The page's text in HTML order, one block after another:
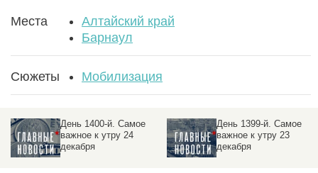
Места
Алтайский край
Барнаул
Сюжеты Мобилизация
День 1400-й. Самое
важное к утру 24
декабря
День 1399-й. Самое
важное к утру 23
декабря